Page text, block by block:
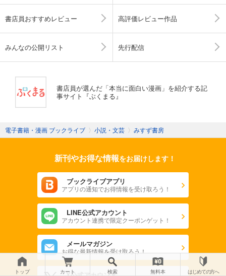
書店員おすすめレビュー 高評価レビュー作品
みんなの公開リスト 先行配信
書店員が選んだ「本当に面白い漫画」を紹介する記
事サイト『ぶくまる』
電子書籍・漫画 ブックライブ 〉 小説・文芸 〉 みすず書房
新刊やお得な情報をお届けします！
ブックライブアプリ
アプリの通知でお得情報を受け取ろう！
LINE公式アカウント
アカウント連携で限定クーポンゲット！
メールマガジン
お得な最新情報を受け取ろう！
トップ カート 検索 無料本 はじめての方へ